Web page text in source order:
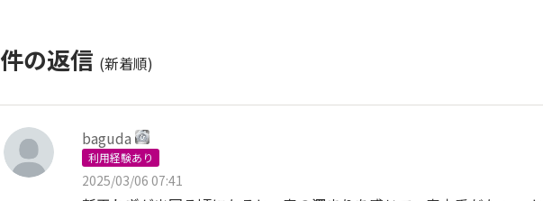
件の返信 (新着順)
baguda
利用経験あり
2025/03/06 07:41